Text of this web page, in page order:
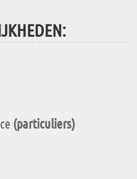
(particuliers)